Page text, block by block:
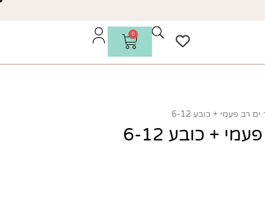
0
רב פעמי + כובע 6-12
+ כובע 6-12